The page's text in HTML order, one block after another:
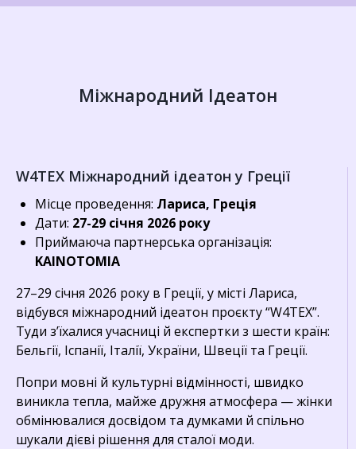
Міжнародний Ідеатон
W4TEX Міжнародний ідеатон у Греції
Місце проведення: Лариса, Греція
Дати: 27-29 січня 2026 року
Приймаюча партнерська організація:
KAINOTOMIA
27–29 січня 2026 року в Греції, у місті Лариса,
відбувся міжнародний ідеатон проєкту “W4TEX”.
Туди з’їхалися учасниці й експертки з шести країн:
Бельгії, Іспанії, Італії, України, Швеції та Греції.
Попри мовні й культурні відмінності, швидко
виникла тепла, майже дружня атмосфера — жінки
обмінювалися досвідом та думками й спільно
шукали дієві рішення для сталої моди.